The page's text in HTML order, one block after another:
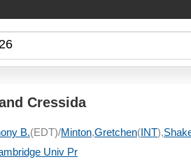
Cressida
B.(EDT)/Minton,Gretchen(INT),
Univ Pr